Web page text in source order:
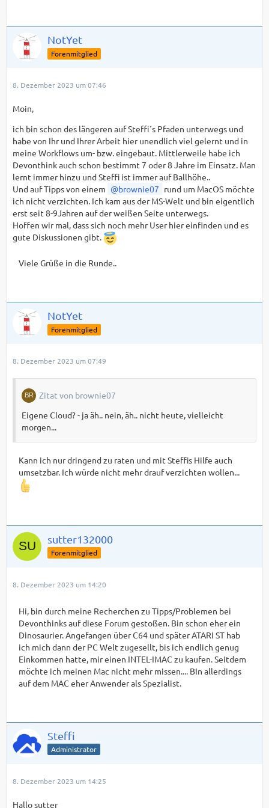
NotYet
Forenmitglied
8. Dezember 2023 um 07:46
Moin,
ich bin schon des längeren auf Steffi´s Pfaden unterwegs und
habe von Ihr und Ihrer Arbeit hier unendlich viel gelernt und in
meine Workflows um- bzw. eingebaut. Mittlerweile habe ich
Devonthink auch schon bestimmt 7 oder 8 Jahre im Einsatz. Man
lernt immer hinzu und Steffi ist immer auf Ballhöhe..
Und auf Tipps von einem
brownie07 rund um MacOS möchte
ich nicht verzichten. Ich kam aus der MS-Welt und bin eigentlich
erst seit 8-9Jahren auf der weißen Seite unterwegs.
Hoffen wir mal, dass sich noch mehr User hier einfinden und es
gute Diskussionen gibt.
Viele Grüße in die Runde..
NotYet
Forenmitglied
8. Dezember 2023 um 07:49
Zitat von brownie07
Eigene Cloud? - ja äh.. nein, äh.. nicht heute, vielleicht
morgen...
Kann ich nur dringend zu raten und mit Steffis Hilfe auch
umsetzbar. Ich würde nicht mehr drauf verzichten wollen...
sutter132000
Forenmitglied
8. Dezember 2023 um 14:20
Hi, bin durch meine Recherchen zu Tipps/Problemen bei
Devonthinks auf diese Forum gestoßen. Bin schon eher ein
Dinosaurier. Angefangen über C64 und später ATARI ST hab
ich mich dann der PC Welt zugesellt, bis ich endlich genug
Einkommen hatte, mir einen INTEL-IMAC zu kaufen. Seitdem
möchte ich meinen Mac nicht mehr missen.... BIn allerdings
auf dem MAC eher Anwender als Spezialist.
Steffi
Administrator
8. Dezember 2023 um 14:25
Hallo sutter